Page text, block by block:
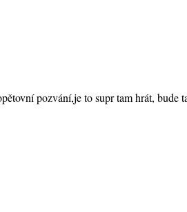
pozvání,je to supr tam hrát, bude